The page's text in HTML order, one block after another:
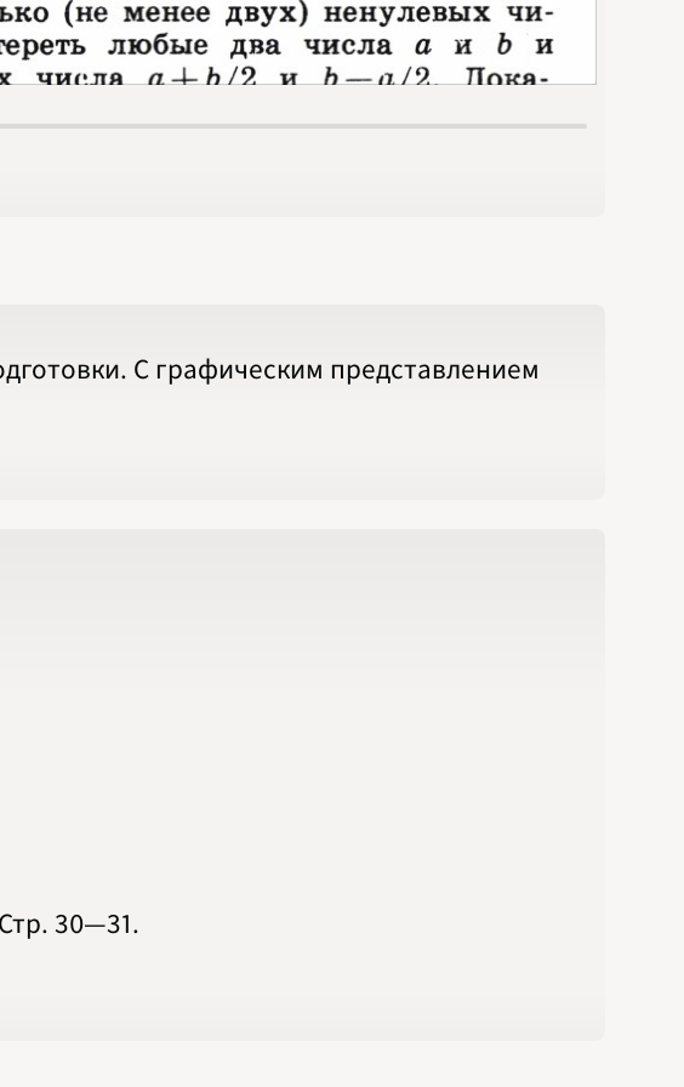
С графическим представлением
30‍—‍31.